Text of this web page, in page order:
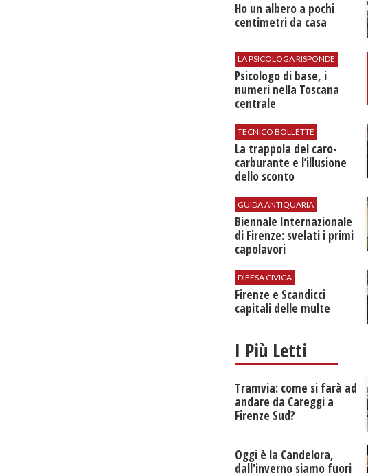
Ho un albero a pochi
centimetri da casa
LA PSICOLOGA RISPONDE
Psicologo di base, i
numeri nella Toscana
centrale
TECNICO BOLLETTE
​La trappola del caro-
carburante e l’illusione
dello sconto
GUIDA ANTIQUARIA
Biennale Internazionale
di Firenze: svelati i primi
capolavori
DIFESA CIVICA
Firenze e Scandicci
capitali delle multe
I Più Letti
Tramvia: come si farà ad
andare da Careggi a
Firenze Sud?
Oggi è la Candelora,
dall'inverno siamo fuori